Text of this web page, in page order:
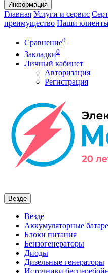
Информация
Главная Услуги и сервис
преимущество Наши
Сравнение0
Закладки0
Личный кабинет
Авторизация
Регистрация
Везде
Везде
Аккумуляторные
Блоки питания
Бензогенераторы
Диоды
Дизельные генераторы
Источники